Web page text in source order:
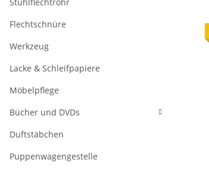
Flechtschnüre
Werkzeug
Lacke & Schleifpapiere
Möbelpflege
Bücher und DVDs
Duftstäbchen
Puppenwagengestelle